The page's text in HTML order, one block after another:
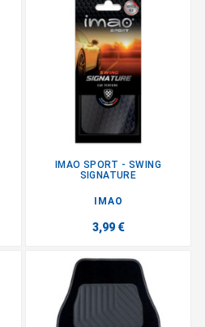
IMAO SPORT - SWING
SIGNATURE
IMAO
3,99 €